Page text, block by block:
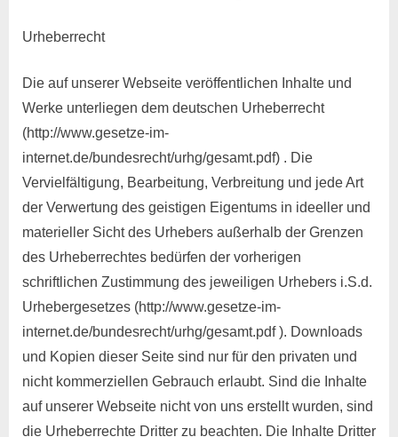
Urheberrecht
Die auf unserer Webseite veröffentlichen Inhalte und
Werke unterliegen dem deutschen Urheberrecht
(http://www.gesetze-im-
internet.de/bundesrecht/urhg/gesamt.pdf) . Die
Vervielfältigung, Bearbeitung, Verbreitung und jede Art
der Verwertung des geistigen Eigentums in ideeller und
materieller Sicht des Urhebers außerhalb der Grenzen
des Urheberrechtes bedürfen der vorherigen
schriftlichen Zustimmung des jeweiligen Urhebers i.S.d.
Urhebergesetzes (http://www.gesetze-im-
internet.de/bundesrecht/urhg/gesamt.pdf ). Downloads
und Kopien dieser Seite sind nur für den privaten und
nicht kommerziellen Gebrauch erlaubt. Sind die Inhalte
auf unserer Webseite nicht von uns erstellt wurden, sind
die Urheberrechte Dritter zu beachten. Die Inhalte Dritter